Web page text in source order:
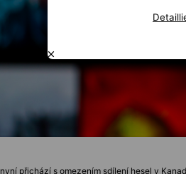
nyní přichází s omezením sdílení hesel v